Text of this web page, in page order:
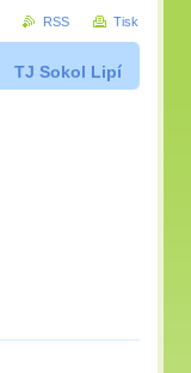
TJ Sokol Lipí
RSS Tisk